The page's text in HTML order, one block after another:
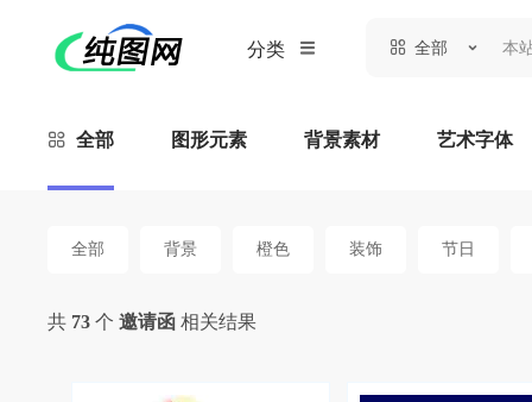
分类 全部
全部 图形元素 背景素材 艺术字体
全部 背景 橙色 装饰 节日
共 73 个 邀请函 相关结果